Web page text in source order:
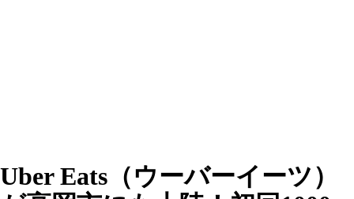
Uber Eats（ウーバーイーツ）